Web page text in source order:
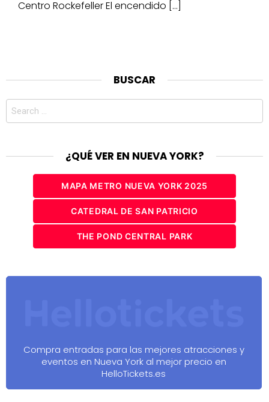
Centro Rockefeller El encendido […]
BUSCAR
Search
¿QUÉ VER EN NUEVA YORK?
MAPA METRO NUEVA YORK 2025
CATEDRAL DE SAN PATRICIO
THE POND CENTRAL PARK
Compra entradas para las mejores atracciones y
eventos en Nueva York al mejor precio en
HelloTickets.es